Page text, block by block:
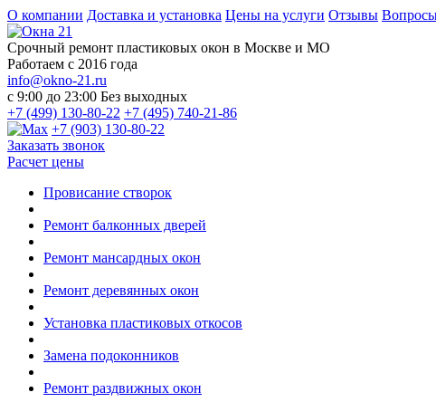
О компании Доставка и установка Цены на услуги Отзывы
Срочный ремонт пластиковых окон в Москве и МО
Работаем с 2016 года
info@okno-21.ru
с 9:00 до 23:00 Без выходных
+7 (499) 130-80-22 +7 (495) 740-21-86
+7 (903) 130-80-22
Заказать звонок
Расчет цены
Провисание створок
Ремонт балконных дверей
Ремонт мансардных окон
Ремонт деревянных окон
Установка пластиковых откосов
Замена подоконников
Ремонт раздвижных окон